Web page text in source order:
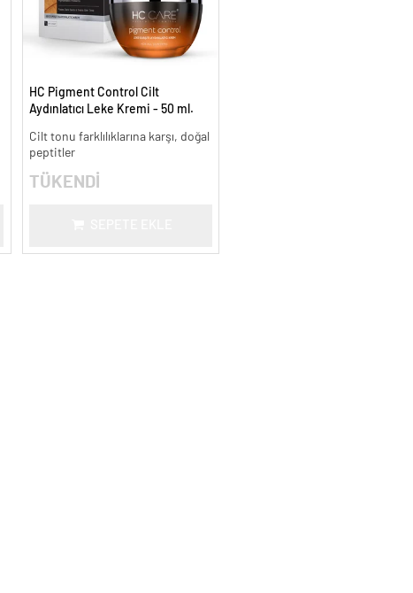
HC Pigment Control Cilt
Aydınlatıcı Leke Kremi - 50 ml.
Cilt tonu farklılıklarına karşı, doğal
peptitler
TÜKENDİ